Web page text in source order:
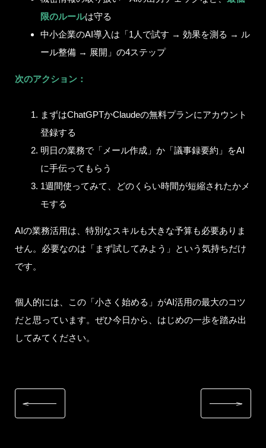
限のルールは守る
中小企業のAI導入は「1人で試す → 効果を測る → ル
ール整備 → 展開」の4ステップ
次のアクション：
まずはChatGPTかClaudeの無料プランにアカウント
登録する
明日の業務で「メール作成」か「議事録要約」をAI
に手伝ってもらう
1週間使ってみて、どのくらい時間が短縮されたかメ
モする
AIの業務活用は、特別なスキルも大きな予算も必要ありま
せん。必要なのは「まず試してみよう」という気持ちだけ
です。
個人的には、この「小さく始める」がAI活用の最大のコツ
だと思っています。ぜひ今日から、はじめの一歩を踏み出
してみてください。